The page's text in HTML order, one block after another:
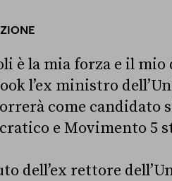
è la mia forza e il
l’ex ministro
come candidato
e Movimento 5
dell’ex rettore